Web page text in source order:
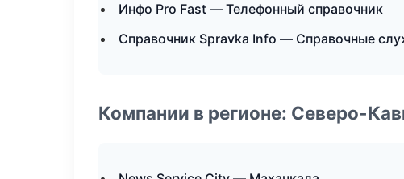
Инфо Pro Fast — Телефонный справочник
Справочник Spravka Info — Справочные
Компании в регионе: Северо-